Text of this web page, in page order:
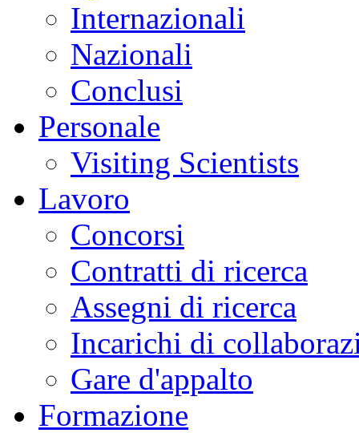
Internazionali
Nazionali
Conclusi
Personale
Visiting Scientists
Lavoro
Concorsi
Contratti di ricerca
Assegni di ricerca
Incarichi di
Gare d'appalto
Formazione